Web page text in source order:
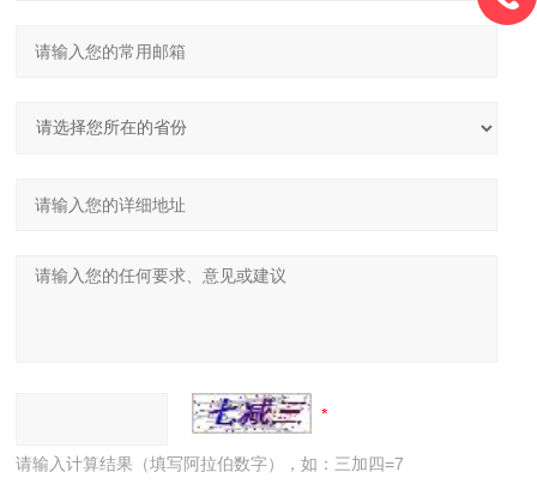
请输入计算结果（填写阿拉伯数字），如：三加四=7